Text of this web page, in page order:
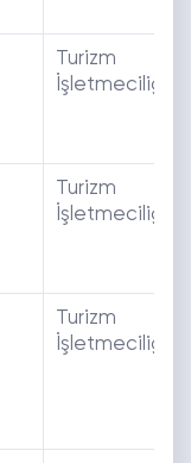
Turizm
İşletmeciliği
Turizm
İşletmeciliği
Turizm
İşletmeciliği